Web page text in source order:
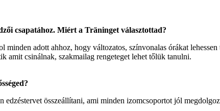
csapatához. Miért a Träninget választottad?
minden adott ahhoz, hogy változatos, színvonalas órákat
amit csinálnak, szakmailag rengeteget lehet tőlük tanulni.
összeállítani, ami minden izomcsoportot jól